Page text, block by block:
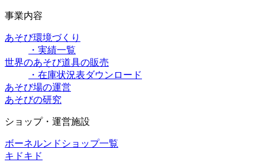
事業内容
あそび環境づくり
・実績一覧
世界のあそび道具の販売
・在庫状況表ダウンロード
あそび場の運営
あそびの研究
ショップ・運営施設
ボーネルンドショップ一覧
キドキド